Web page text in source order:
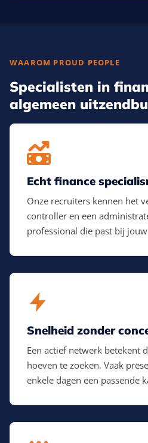
WAAROM PROUD PEOPLE
Specialisten in
algemeen
Echt finance
Onze recruiters kennen het
controller en een
professional die past bij
Snelheid zonder
Een actief netwerk betekent
hoeven te zoeken. Vaak
enkele dagen een passende